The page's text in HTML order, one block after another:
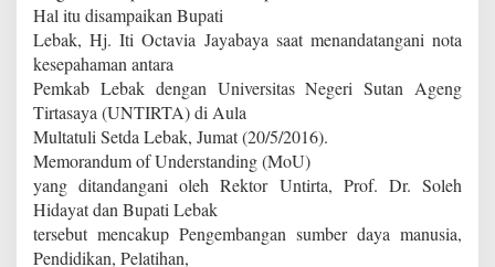
Hal itu disampaikan Bupati
Lebak, Hj. Iti Octavia Jayabaya saat menandatangani nota
kesepahaman antara
Pemkab Lebak dengan Universitas Negeri Sutan Ageng
Tirtasaya (UNTIRTA) di Aula
Multatuli Setda Lebak, Jumat (20/5/2016).
Memorandum of Understanding (MoU)
yang ditandangani oleh Rektor Untirta, Prof. Dr. Soleh
Hidayat dan Bupati Lebak
tersebut mencakup Pengembangan sumber daya manusia,
Pendidikan, Pelatihan,